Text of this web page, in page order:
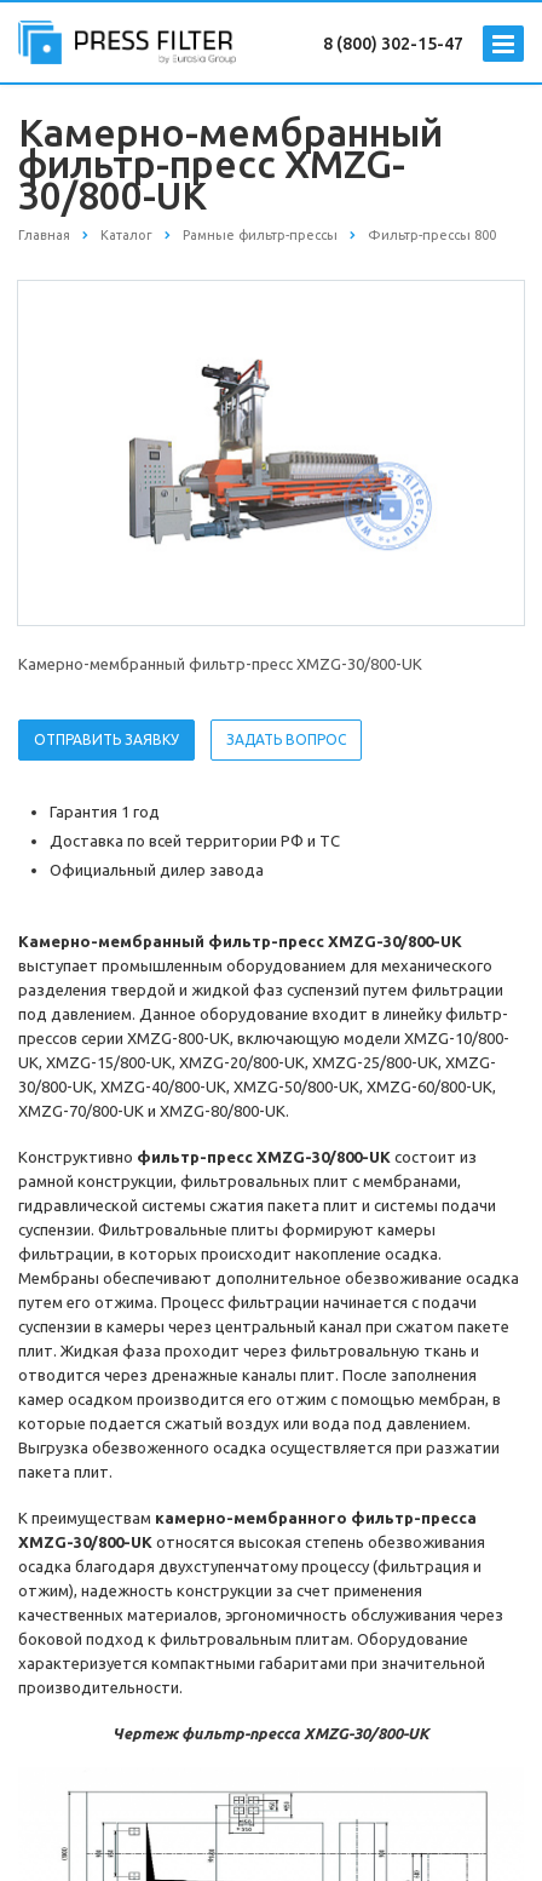
8 (800) 302-15-47
Камерно-мембранный
фильтр-пресс XMZG-
30/800-UK
Главная Каталог Рамные фильтр-прессы Фильтр-прессы 800
Камерно-мембранный фильтр-пресс XMZG-30/800-UK
ОТПРАВИТЬ ЗАЯВКУ ЗАДАТЬ ВОПРОС
Гарантия 1 год
Доставка по всей территории РФ и ТС
Официальный дилер завода
Камерно-мембранный фильтр-пресс XMZG-30/800-UK
выступает промышленным оборудованием для механического
разделения твердой и жидкой фаз суспензий путем фильтрации
под давлением. Данное оборудование входит в линейку фильтр-
прессов серии XMZG-800-UK, включающую модели XMZG-10/800-
UK, XМZG-15/800-UK, XМZG-20/800-UK, XМZG-25/800-UK, XМZG-
30/800-UK, XМZG-40/800-UK, XМZG-50/800-UK, XМZG-60/800-UK,
XМZG-70/800-UK и XМZG-80/800-UK.
Конструктивно фильтр-пресс XMZG-30/800-UK состоит из
рамной конструкции, фильтровальных плит с мембранами,
гидравлической системы сжатия пакета плит и системы подачи
суспензии. Фильтровальные плиты формируют камеры
фильтрации, в которых происходит накопление осадка.
Мембраны обеспечивают дополнительное обезвоживание осадка
путем его отжима. Процесс фильтрации начинается с подачи
суспензии в камеры через центральный канал при сжатом пакете
плит. Жидкая фаза проходит через фильтровальную ткань и
отводится через дренажные каналы плит. После заполнения
камер осадком производится его отжим с помощью мембран, в
которые подается сжатый воздух или вода под давлением.
Выгрузка обезвоженного осадка осуществляется при разжатии
пакета плит.
К преимуществам камерно-мембранного фильтр-пресса
XMZG-30/800-UK относятся высокая степень обезвоживания
осадка благодаря двухступенчатому процессу (фильтрация и
отжим), надежность конструкции за счет применения
качественных материалов, эргономичность обслуживания через
боковой подход к фильтровальным плитам. Оборудование
характеризуется компактными габаритами при значительной
производительности.
Чертеж фильтр-пресса XMZG-30/800-UK